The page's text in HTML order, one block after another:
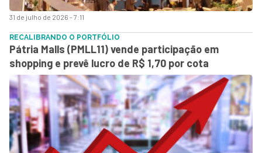
31 de julho de 2026 - 7:11
RECALIBRANDO O PORTFÓLIO
Pátria Malls (PMLL11) vende participação em
shopping e prevê lucro de R$ 1,70 por cota